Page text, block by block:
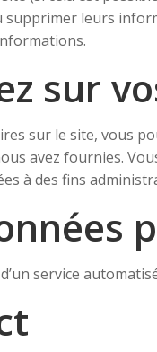
leurs
sur
sur le site, vous
avez fournies.
à des fins
service